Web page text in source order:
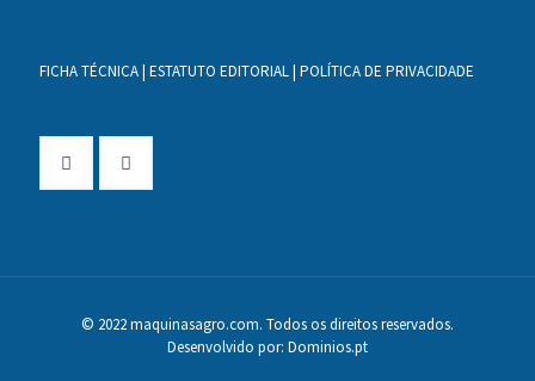
FICHA TÉCNICA| ESTATUTO EDITORIAL| POLÍTICA DE PRIVACIDADE
© 2022 maquinasagro.com. Todos os direitos reservados.
Desenvolvido por: Dominios.pt